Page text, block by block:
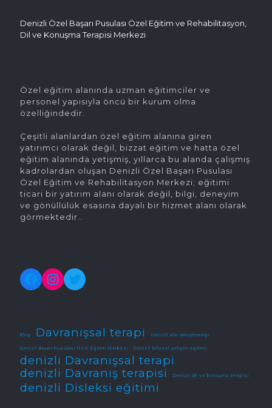
Denizli Özel Başarı Pusulası Özel Eğitim ve Rehabilitasyon,
Dil ve Konuşma Terapisi Merkezi
Özel eğitim alanında uzman eğitimciler ve
personel yapısıyla öncü bir kurum olma
özelliğindedir.
Çeşitli alanlardan özel eğitim alanına giren
yatırımcı olarak değil, bizzat eğitim ve hatta özel
eğitim alanında yetişmiş, yıllarca bu alanda çalışmış
kadrolardan oluşan Denizli Özel Başarı Pusulası
Özel Eğitim ve Rehabilitasyon Merkezi; eğitimi
ticari bir yatırım alanı olarak değil, bilgi, deneyim
ve gönüllülük esasına dayalı bir hizmet alanı olarak
görmektedir..
Facebook
Instagram
Twitter
Blog Davranışsal terapi Denizli aile danışmanlığı
Denizli Başarı Pusulası Özel Eğitim Merkezi Denizli bilişsel gelişim eğitimi
denizli Davranışsal terapi
denizli Davranış terapisi
Denizli dil ve konuşma terapisi
denizli Disleksi eğitimi